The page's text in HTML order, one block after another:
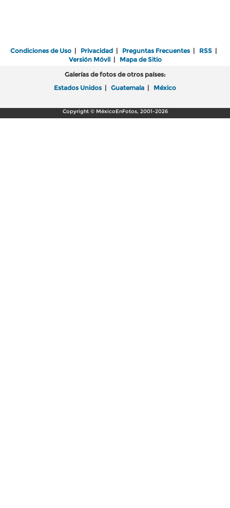
Condiciones de Uso | Privacidad | Preguntas Frecuentes | RSS |
Versión Móvil| Mapa de Sitio
Galerías de fotos de otros países:
Estados Unidos | Guatemala | México
Copyright © MéxicoEnFotos, 2001-2026